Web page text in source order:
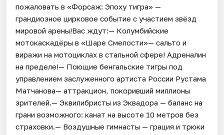
пожаловать в «Форсаж: Эпоху тигра» —
грандиозное цирковое событие с участием звёзд
мировой арены!Вас ждут:— Колумбийские
мотокаскадёры в «Шаре Смелости»— сальто и
виражи на мотоциклах в стальной сфере! Адреналин
на пределе!— Поющие бенгальские тигры под
управлением заслуженного артиста России Рустама
Матчанова— аттракцион, покоривший миллионы
зрителей.— Эквилибристы из Эквадора — баланс на
грани возможного: канат на высоте 10 метров без
страховки.— Воздушные гимнасты — грация и трюки